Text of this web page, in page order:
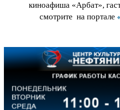
киноафиша «Арбат»,
смотрите на портале